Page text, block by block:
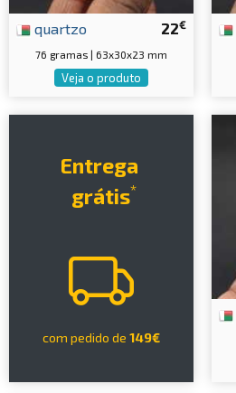
22€
quartzo
76 gramas | 63x30x23 mm
Veja o produto
Entrega
grátis*
com pedido de 149€